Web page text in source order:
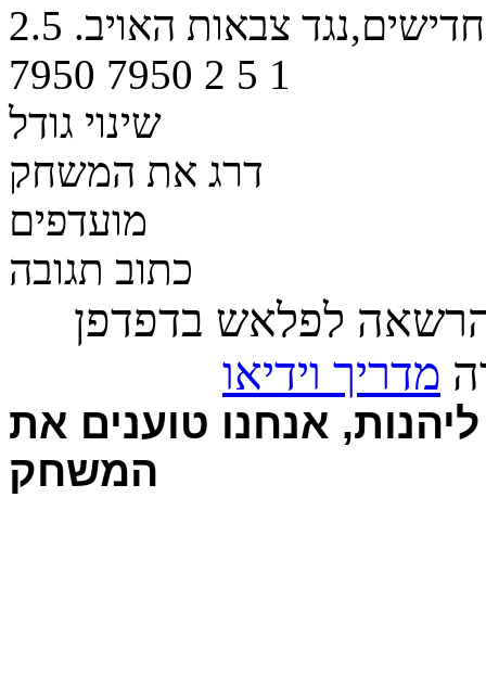
צבאות האויב. 2.5
7950 7950 2 5 1
שינוי גודל
דרג את המשחק
מועדפים
כתוב תגובה
לפלאש בדפדפן
מדריך וידיאו
אנחנו טוענים את
המשחק